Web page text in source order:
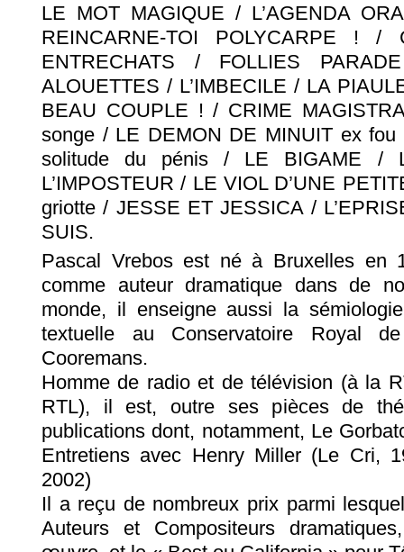
LE MOT MAGIQUE / L’AGENDA
REINCARNE-TOI POLYCARPE ! /
ENTRECHATS / FOLLIES
ALOUETTES / L’IMBECILE / LA
BEAU COUPLE ! / CRIME
songe / LE DEMON DE MINUIT ex fou
solitude du pénis / LE BIGAME /
L’IMPOSTEUR / LE VIOL D’UNE
griotte / JESSE ET JESSICA /
SUIS.
Pascal Vrebos est né à Bruxelles en
comme auteur dramatique dans de
monde, il enseigne aussi la
textuelle au Conservatoire Royal
Cooremans.
Homme de radio et de télévision (à la
RTL), il est, outre ses pièces de
publications dont, notamment, Le
Entretiens avec Henry Miller (Le Cri,
2002)
Il a reçu de nombreux prix parmi
Auteurs et Compositeurs